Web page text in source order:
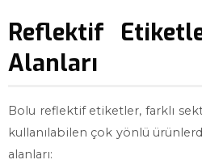
Reflektif
Alanları
Bolu reflektif etiketler, farklı
kullanılabilen çok yönlü
alanları: